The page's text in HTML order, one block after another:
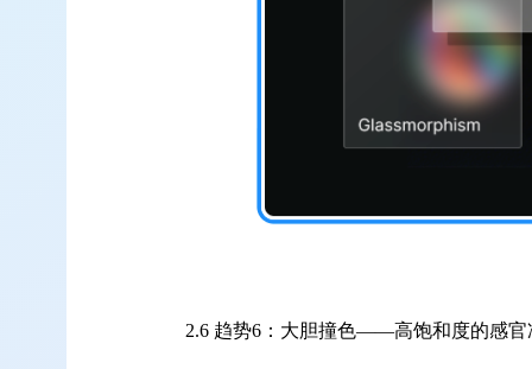
2.6 趋势6：大胆撞色——高饱和度的感官